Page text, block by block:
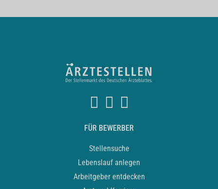
FÜR BEWERBER
Stellensuche
Lebenslauf anlegen
Arbeitgeber entdecken